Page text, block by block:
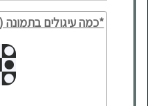
*כמה עיגולים בתמונה